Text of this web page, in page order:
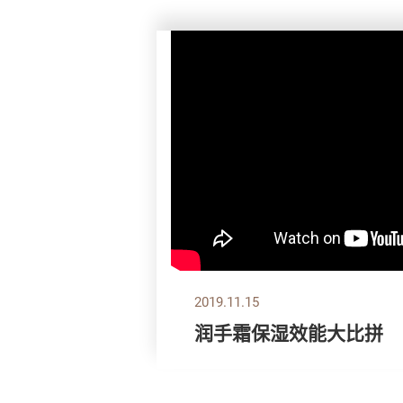
2019.11.15
润手霜保湿效能大比拼